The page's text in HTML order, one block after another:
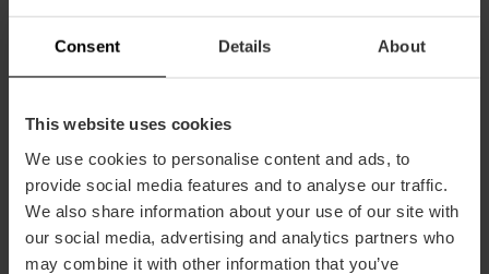
Consent Details About
This website uses cookies
We use cookies to personalise content and ads, to
provide social media features and to analyse our traffic.
We also share information about your use of our site with
our social media, advertising and analytics partners who
may combine it with other information that you’ve
Free TAX
Valencia Tourist Card Korting
Tapa y consumición gratuita
Hoe te arriveren